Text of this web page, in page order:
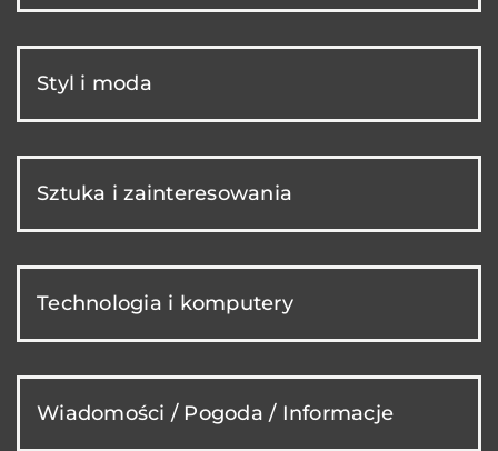
Styl i moda
Sztuka i zainteresowania
Technologia i komputery
Wiadomości / Pogoda / Informacje